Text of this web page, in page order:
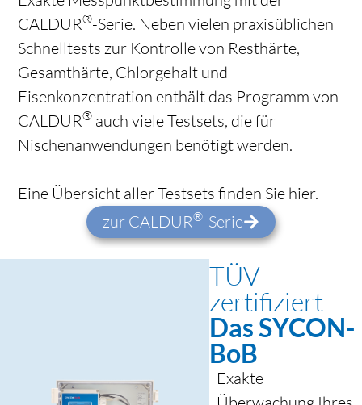
CALDUR®-Serie. Neben vielen praxisüblichen
Schnelltests zur Kontrolle von Resthärte,
Gesamthärte, Chlorgehalt und
Eisenkonzentration enthält das Programm von
CALDUR® auch viele Testsets, die für
Nischenanwendungen benötigt werden.
Eine Übersicht aller Testsets finden Sie hier.
zur CALDUR®-Serie
TÜV-
zertifiziert
Das SYCON-
BoB
Exakte